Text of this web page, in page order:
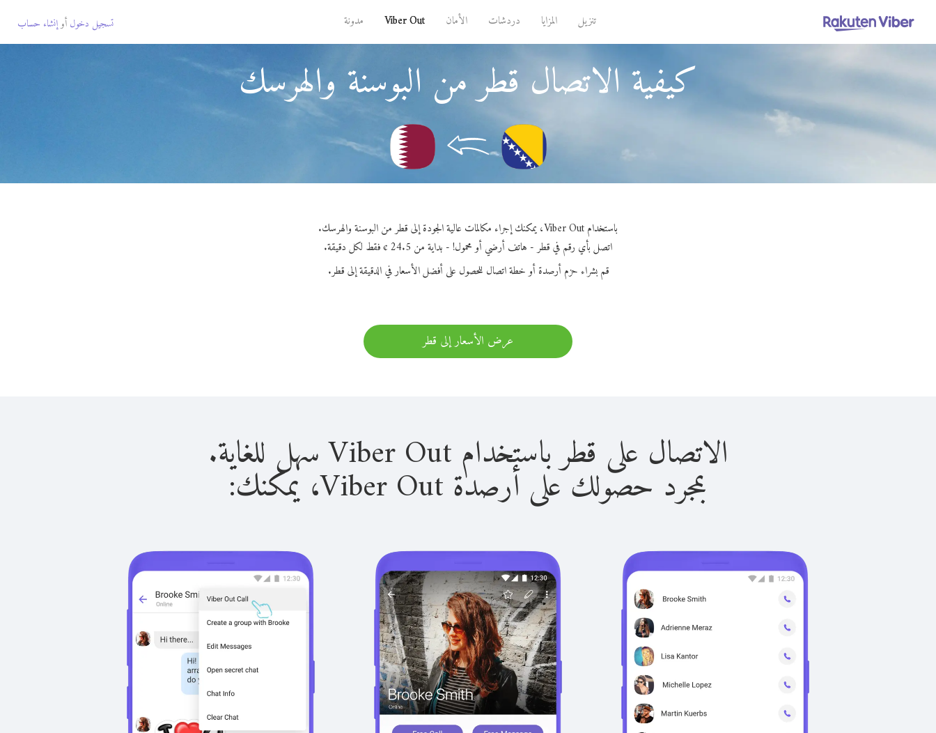
تنزيل المزايا دردشات الأمان Viber Out مدونة تسجيل دخول أوإنشاء حساب
كيفية الاتصال قطر من البوسنة والهرسك
باستخدام Viber Out، يمكنك إجراء مكالمات عالية الجودة إلى قطر من البوسنة والهرسك.
اتصل بأي رقم في قطر - هاتف أرضي أو محمول! - بداية من 24.5 ¢ فقط لكل دقيقة.
قم بشراء حزم أرصدة أو خطة اتصال للحصول على أفضل الأسعار في الدقيقة إلى قطر.
عرض الأسعار إلى قطر
الاتصال على قطر باستخدام Viber Out سهل للغاية.
بمجرد حصولك على أرصدة Viber Out، يمكنك: